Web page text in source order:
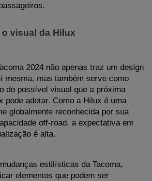
visual da Hilux
2024 não apenas traz um design
mesma, mas também serve como
do possível visual que a próxima
pode adotar. Como a Hilux é uma
globalmente reconhecida por sua
off-road, a expectativa em
é alta.
estilísticas da Tacoma,
elementos que podem ser